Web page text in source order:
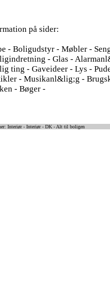
på sider:
- Boligudstyr - Møbler -
- Glas -
ting - Gaveideer - Lys -
- Musikanl&lig;g -
- Bøger -
Interiør - Interiør - DK - Alt til boligen